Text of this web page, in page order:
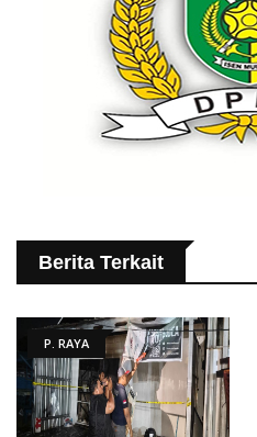
Berita Terkait
P. RAYA